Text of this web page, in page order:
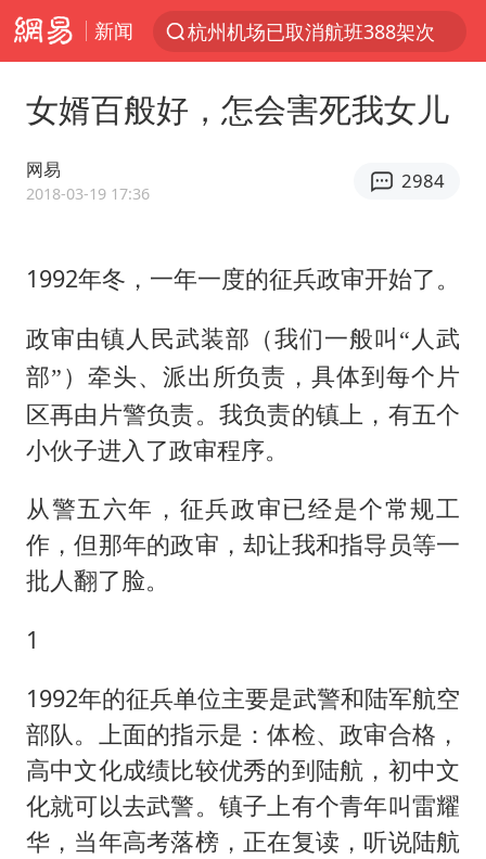
新闻
杭州机场已取消航班388架次
白海豚将给京津冀带来大暴雨
王艺迪无缘横滨赛决赛
2025年小学教师减少13.19万
王艺迪2-4不敌张本美和止步4强
以军士兵把枪口对准中国记者
《龙餐馆》 冲奖
灌溉水坝被隔成鱼塘 村民投诉20余年
萌娃帮爷爷脱玉米 卖力干活超可爱
奋力开创中国式现代化建设新局面
女婿百般好，怎会害死我女儿
网易
2018-03-19 17:36
2984
1992年冬，一年一度的征兵政审开始了。
政审由镇人民武装部（我们一般叫“人武
部” ）牵头、派出所负责，具体到每个片
区再由片警负责。我负责的镇上，有五个
小伙子进入了政审程序。
从警五六年，征兵政审已经是个常规工
作，但那年的政审，却让我和指导员等一
批人翻了脸。
1
1992年的征兵单位主要是武警和陆军航空
部队。上面的指示是：体检、政审合格，
高中文化成绩比较优秀的到陆航，初中文
化就可以去武警。镇子上有个青年叫雷耀
华，当年高考落榜，正在复读，听说陆航